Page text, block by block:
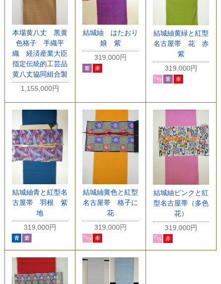
本場黄八丈 黒黄
色格子 手織平
織 経済産業大臣
指定伝統的工芸品
黄八丈協同組合製
1,155,000円
結城紬 はたおり
娘 紫
319,000円
結城紬黄緑と紅型
名古屋帯 花 赤
紫
319,000円
結城紬青と紅型名
古屋帯 羽根 紫
地
319,000円
結城紬黄色と紅型
名古屋帯 格子に
花
319,000円
結城紬ピンクと紅
型名古屋帯（多色
花）
319,000円